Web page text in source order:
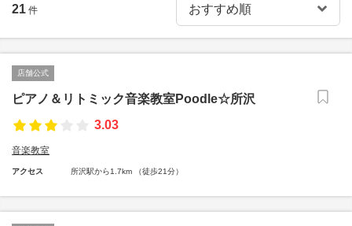
21 件
店舗公式
ピアノ＆リトミック音楽教室Poodle☆所沢
3.03
音楽教室
アクセス 所沢駅から1.7km （徒歩21分）